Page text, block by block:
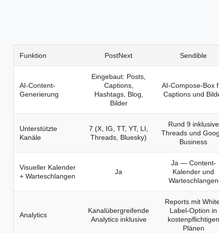
Funktion PostNext Sendible
AI-Content-
Generierung
Eingebaut: Posts,
Captions,
Hashtags, Blog,
Bilder
AI-Compose-Box
Captions und
Unterstützte
Kanäle
7 (X, IG, TT, YT, LI,
Threads, Bluesky)
Rund 9 inklusive
Threads und
Business
Visueller Kalender
+ Warteschlangen
Ja
Ja — Content-
Kalender und
Warteschlangen
Analytics
Kanalübergreifende
Analytics inklusive
Reports mit
Label-Option in
kostenpflichtigen
Plänen